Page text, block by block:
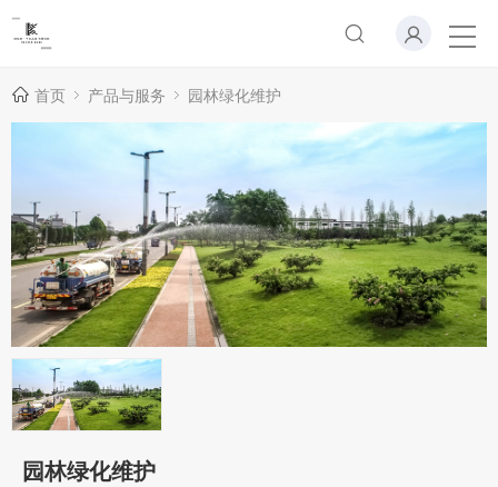
首页 产品与服务 园林绿化维护
园林绿化维护